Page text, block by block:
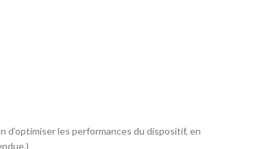
d’optimiser les performances du dispositif, en